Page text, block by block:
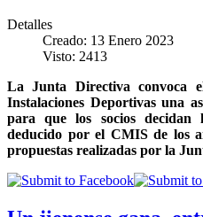
Detalles
Creado: 13 Enero 2023
Visto: 2413
La Junta Directiva convoca
Instalaciones Deportivas una
para que los socios
deducido por el CMIS de los
propuestas realizadas por la